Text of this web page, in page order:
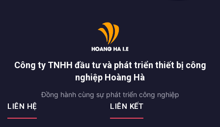
Công ty TNHH đầu tư và phát triển thiết bị công
nghiệp Hoàng Hà
Đồng hành cùng sự phát triển công nghiệp
LIÊN HỆ LIÊN KẾT